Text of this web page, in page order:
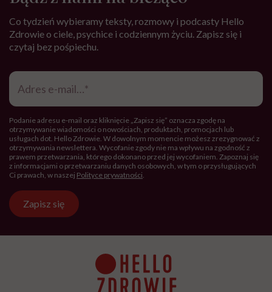
Co tydzień wybieramy teksty, rozmowy i podcasty Hello
Zdrowie o ciele, psychice i codziennym życiu. Zapisz się i
czytaj bez pośpiechu.
Adres
mail*
Podanie adresu e-mail oraz kliknięcie „Zapisz się” oznacza zgodę na
otrzymywanie wiadomości o nowościach, produktach, promocjach lub
usługach dot. Hello Zdrowie. W dowolnym momencie możesz zrezygnować z
otrzymywania newslettera. Wycofanie zgody nie ma wpływu na zgodność z
prawem przetwarzania, którego dokonano przed jej wycofaniem. Zapoznaj się
z informacjami o przetwarzaniu danych osobowych, w tym o przysługujących
Ci prawach, w naszej Polityce prywatności.
Zapisz się